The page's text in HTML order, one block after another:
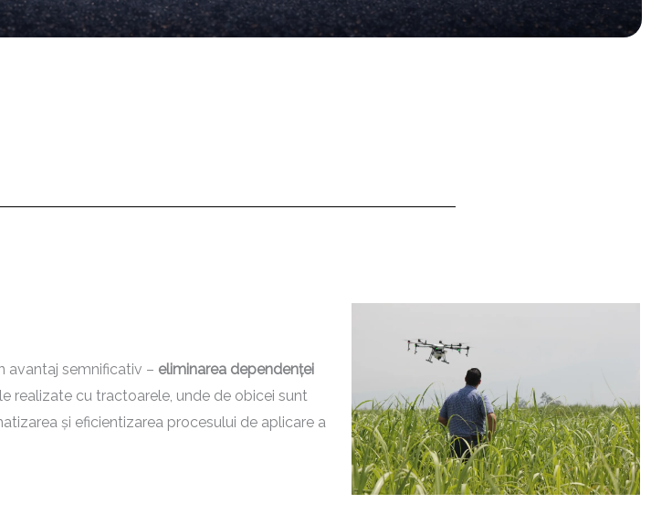
avantaj semnificativ – eliminarea dependenței
realizate cu tractoarele, unde de obicei sunt
și eficientizarea procesului de aplicare a